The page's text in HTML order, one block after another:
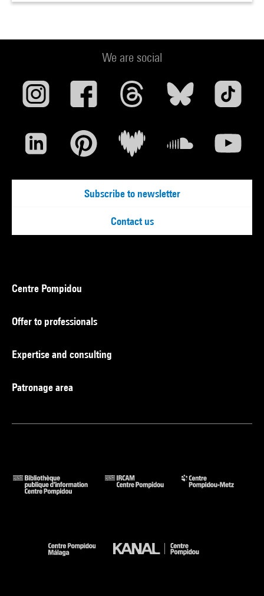
We are social
Subscribe to newsletter
Contact us
Centre Pompidou
Offer to professionals
Expertise and consulting
Patronage area